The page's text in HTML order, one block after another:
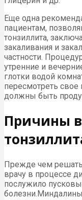
Еще одна
пациентам,
тонзиллита,
закаливания и
частности.
утренние и
глотки водой
пересмотреть свое
должны быть
Причины
Прежде чем
врачу в процессе
послужило